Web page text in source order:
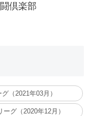
倶楽部
グ（2021年03月）
ーグ（2020年12月）